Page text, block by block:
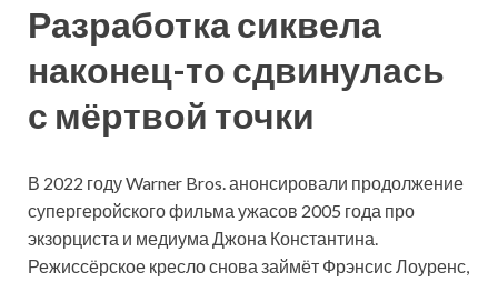
Разработка сиквела
наконец-то сдвинулась
с мёртвой точки
В 2022 году Warner Bros. анонсировали продолжение
супергеройского фильма ужасов 2005 года про
экзорциста и медиума Джона Константина.
Режиссёрское кресло снова займёт Фрэнсис Лоуренс,